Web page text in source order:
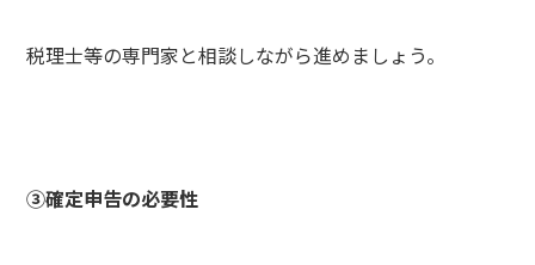
税理士等の専門家と相談しながら進めましょう。
③確定申告の必要性